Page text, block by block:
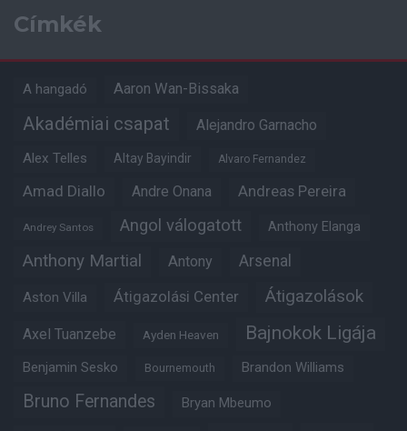
Címkék
A hangadó Aaron Wan-Bissaka
Akadémiai csapat Alejandro Garnacho
Alex Telles Altay Bayindir Alvaro Fernandez
Amad Diallo Andre Onana Andreas Pereira
Andrey Santos Angol válogatott Anthony Elanga
Anthony Martial Antony Arsenal
Aston Villa Átigazolási Center Átigazolások
Axel Tuanzebe Ayden Heaven Bajnokok Ligája
Benjamin Sesko Bournemouth Brandon Williams
Bruno Fernandes Bryan Mbeumo